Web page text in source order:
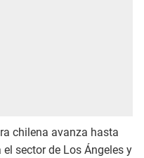
chilena avanza hasta
sector de Los Ángeles y